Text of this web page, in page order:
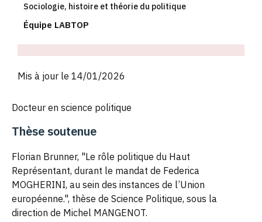
Docteur en science politique
Thèse soutenue
Florian Brunner, "Le rôle politique du Haut
Représentant, durant le mandat de Federica
MOGHERINI, au sein des instances de l’Union
européenne.", thèse de Science Politique, sous la
direction de Michel MANGENOT.
Sociologie, histoire et théorie du politique
Équipe LABTOP
Mis à jour le 14/01/2026